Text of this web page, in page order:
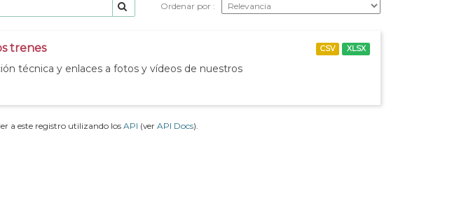
Ordenar por
trenes
técnica y enlaces a fotos y vídeos de nuestros
CSV XLSX
a este registro utilizando losAPI (ver API Docs).